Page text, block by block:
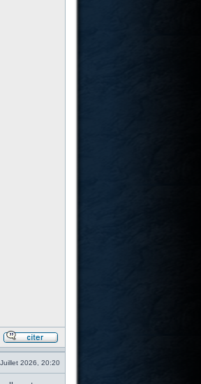
2026, 20:20